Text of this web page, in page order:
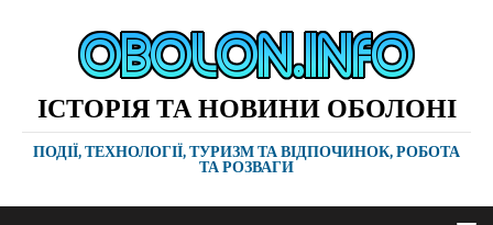
ІСТОРІЯ ТА НОВИНИ ОБОЛОНІ
ПОДІЇ, ТЕХНОЛОГІЇ, ТУРИЗМ ТА ВІДПОЧИНОК, РОБОТА
ТА РОЗВАГИ